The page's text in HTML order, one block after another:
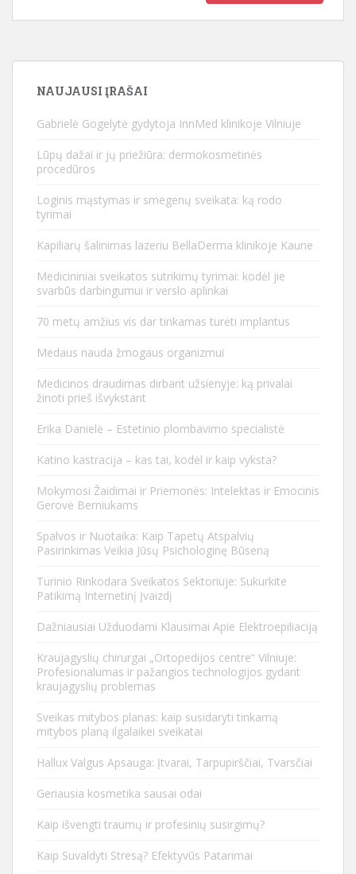
NAUJAUSI ĮRAŠAI
Gabrielė Gogelytė gydytoja InnMed klinikoje Vilniuje
Lūpų dažai ir jų priežiūra: dermokosmetinės
procedūros
Loginis mąstymas ir smegenų sveikata: ką rodo
tyrimai
Kapiliarų šalinimas lazeriu BellaDerma klinikoje Kaune
Medicininiai sveikatos sutrikimų tyrimai: kodėl jie
svarbūs darbingumui ir verslo aplinkai
70 metų amžius vis dar tinkamas turėti implantus
Medaus nauda žmogaus organizmui
Medicinos draudimas dirbant užsienyje: ką privalai
žinoti prieš išvykstant
Erika Danielė – Estetinio plombavimo specialistė
Katino kastracija – kas tai, kodėl ir kaip vyksta?
Mokymosi Žaidimai ir Priemonės: Intelektas ir Emocinis
Gerovė Berniukams
Spalvos ir Nuotaika: Kaip Tapetų Atspalvių
Pasirinkimas Veikia Jūsų Psichologinę Būseną
Turinio Rinkodara Sveikatos Sektoriuje: Sukurkite
Patikimą Internetinį Įvaizdį
Dažniausiai Užduodami Klausimai Apie Elektroepiliaciją
Kraujagyslių chirurgai „Ortopedijos centre“ Vilniuje:
Profesionalumas ir pažangios technologijos gydant
kraujagyslių problemas
Sveikas mitybos planas: kaip susidaryti tinkamą
mitybos planą ilgalaikei sveikatai
Hallux Valgus Apsauga: Įtvarai, Tarpupirščiai, Tvarsčiai
Geriausia kosmetika sausai odai
Kaip išvengti traumų ir profesinių susirgimų?
Kaip Suvaldyti Stresą? Efektyvūs Patarimai